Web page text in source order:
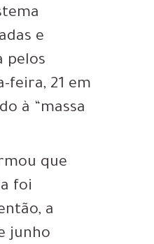
e
pelos
feira, 21 em
à “massa
que
foi
a
junho